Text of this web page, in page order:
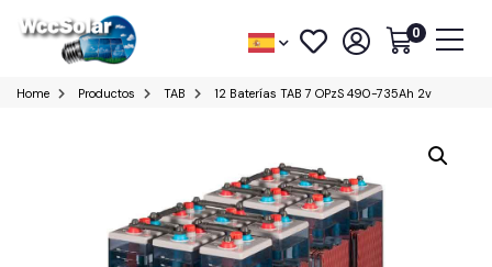
0
Home Productos TAB 12 Baterías TAB 7 OPzS 490-735Ah 2v